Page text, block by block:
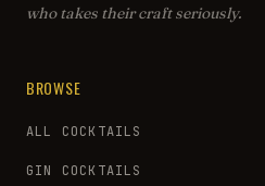
who takes their craft seriously.
BROWSE
ALL COCKTAILS
GIN COCKTAILS